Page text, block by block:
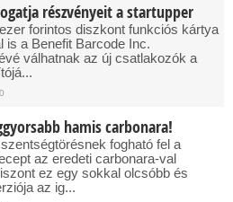
részvényeit a startupper
forintos diszkont funkciós kártya
is a Benefit Barcode Inc.
válhatnak az új csatlakozók a
hamis carbonara!
fogható fel a
az eredeti carbonara-val
ez egy sokkal olcsóbb és
az ig...